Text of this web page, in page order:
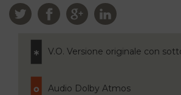
V.O. Versione originale con
Audio Dolby Atmos